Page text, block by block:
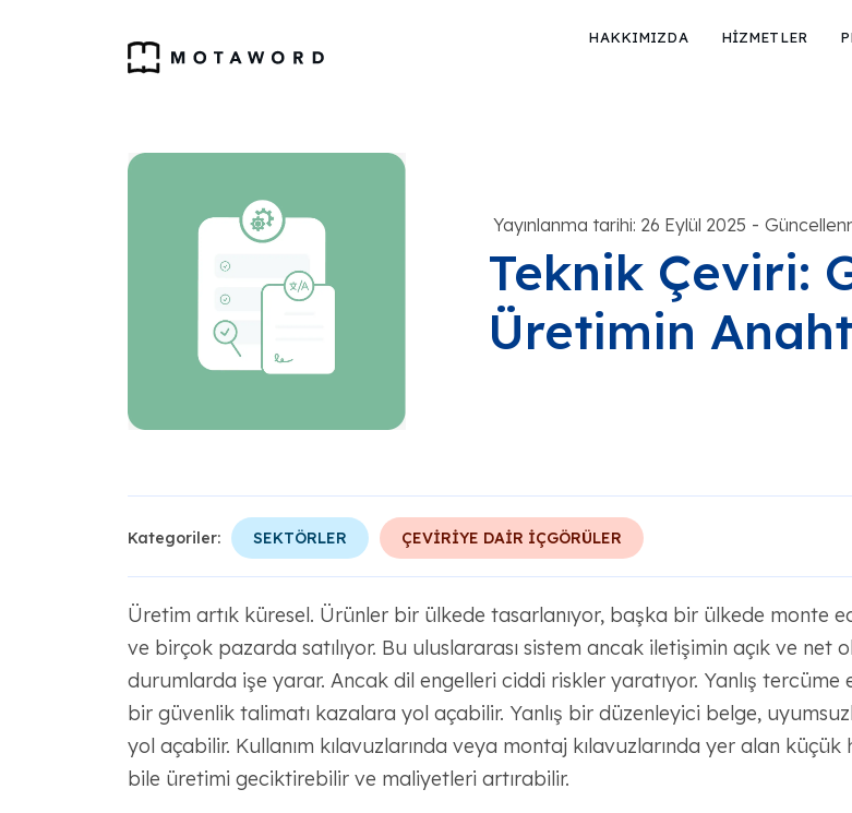
HAKKIMIZDA HİZMETLER
Yayınlanma tarihi: 26 Eylül 2025 -
Teknik Çeviri:
Üretimin
Kategoriler: SEKTÖRLER ÇEVİRİYE DAİR İÇGÖRÜLER
Üretim artık küresel. Ürünler bir ülkede tasarlanıyor, başka bir ülkede monte
ve birçok pazarda satılıyor. Bu uluslararası sistem ancak iletişimin açık ve net
durumlarda işe yarar. Ancak dil engelleri ciddi riskler yaratıyor. Yanlış tercüme
bir güvenlik talimatı kazalara yol açabilir. Yanlış bir düzenleyici belge,
yol açabilir. Kullanım kılavuzlarında veya montaj kılavuzlarında yer alan küçük
bile üretimi geciktirebilir ve maliyetleri artırabilir.